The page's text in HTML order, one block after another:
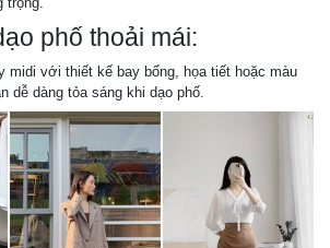
phố thoải mái:
midi với thiết kế bay bổng, họa tiết hoặc màu
dễ dàng tỏa sáng khi dạo phố.